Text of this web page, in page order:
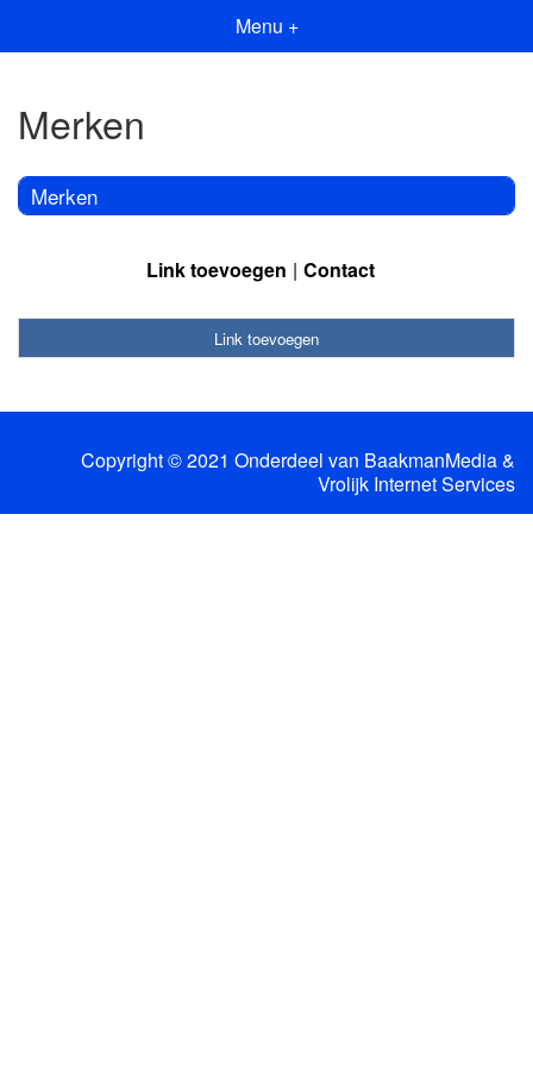
Menu +
Merken
Merken
Link toevoegen Contact
Link toevoegen
Copyright © 2021 Onderdeel van BaakmanMedia&
Vrolijk Internet Services